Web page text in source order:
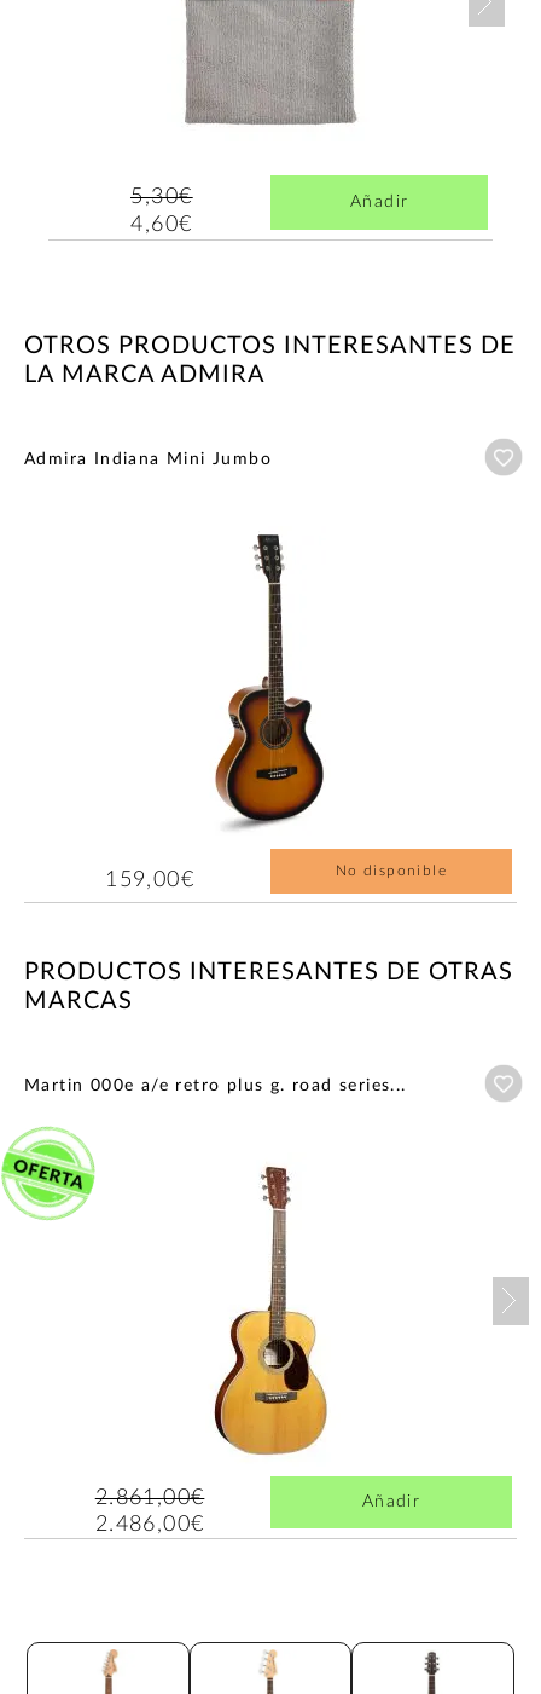
5,30€
4,60€
Añadir
OTROS PRODUCTOS INTERESANTES DE
LA MARCA ADMIRA
Admira Indiana Mini Jumbo
159,00€ No disponible
PRODUCTOS INTERESANTES DE OTRAS
MARCAS
Martin 000e a/e retro plus g. road series...
2.861,00€
2.486,00€
Añadir